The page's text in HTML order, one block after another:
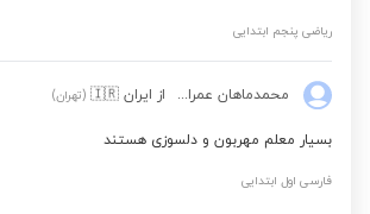
ریاضی پنجم ابتدایی
محمدماهان عمران زاده از ایران 🇮🇷 (تهران)
بسیار معلم مهربون و دلسوزی هستند
فارسی اول ابتدایی